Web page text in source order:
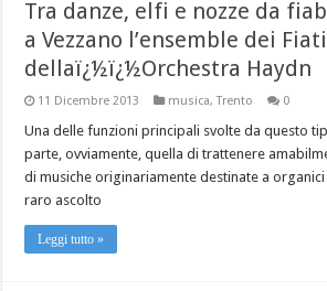
Tra danze, elfi e nozze da
a Vezzano l’ensemble dei
dellaï¿½ï¿½Orchestra Haydn
11 Dicembre 2013 musica,Trento 0
Una delle funzioni principali svolte da questo
parte, ovviamente, quella di trattenere
di musiche originariamente destinate a
raro ascolto
Leggi tutto »